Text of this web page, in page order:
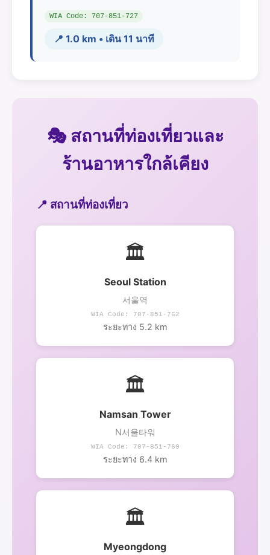
WIA Code: 707-851-727
📍 1.0 km • เดิน 11 นาที
🎭 สถานที่ท่องเที่ยวและ
ร้านอาหารใกล้เคียง
📍 สถานที่ท่องเที่ยว
🏛️
Seoul Station
서울역
WIA Code: 707-851-762
ระยะทาง 5.2 km
🏛️
Namsan Tower
N서울타워
WIA Code: 707-851-769
ระยะทาง 6.4 km
🏛️
Myeongdong